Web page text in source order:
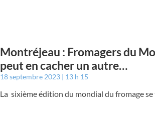
Montréjeau : Fromagers du
peut en cacher un autre…
18 septembre 2023 13 h 15
La sixième édition du mondial du fromage